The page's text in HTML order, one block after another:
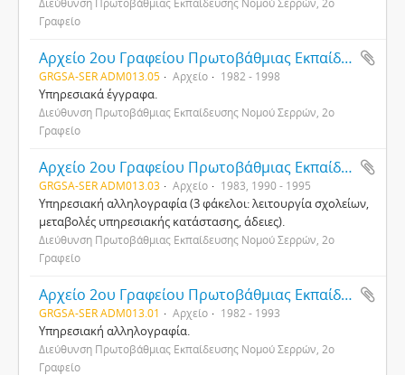
Γραφείο
Αρχείο 2ου Γραφείου Πρωτοβάθμιας Εκπαίδευσης Νομού Σερρών
GRGSA-SER ADM013.05 Αρχείο 1982 - 1998
Υπηρεσιακά έγγραφα.
Διεύθυνση Πρωτοβάθμιας Εκπαίδευσης Νομού Σερρών, 2ο
Γραφείο
Αρχείο 2ου Γραφείου Πρωτοβάθμιας Εκπαίδευσης Νομού Σερρών
GRGSA-SER ADM013.03 Αρχείο 1983, 1990 - 1995
Υπηρεσιακή αλληλογραφία (3 φάκελοι: λειτουργία σχολείων,
μεταβολές υπηρεσιακής κατάστασης, άδειες).
Διεύθυνση Πρωτοβάθμιας Εκπαίδευσης Νομού Σερρών, 2ο
Γραφείο
Αρχείο 2ου Γραφείου Πρωτοβάθμιας Εκπαίδευσης Νομού Σερρών
GRGSA-SER ADM013.01 Αρχείο 1982 - 1993
Υπηρεσιακή αλληλογραφία.
Διεύθυνση Πρωτοβάθμιας Εκπαίδευσης Νομού Σερρών, 2ο
Γραφείο